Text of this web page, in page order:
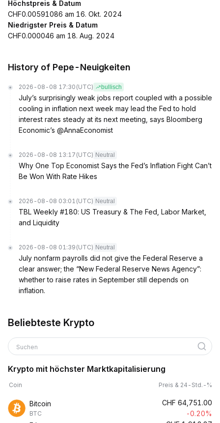
Höchstpreis & Datum
CHF0.00591086 am 16. Okt. 2024
Niedrigster Preis & Datum
CHF0.000046 am 18. Aug. 2024
History of Pepe-Neuigkeiten
2026-08-08 17:30 (UTC) bullisch
July’s surprisingly weak jobs report coupled with a possible
cooling in inflation next week may lead the Fed to hold
interest rates steady at its next meeting, says Bloomberg
Economic’s @AnnaEconomist
2026-08-08 13:17 (UTC) Neutral
Why One Top Economist Says the Fed’s Inflation Fight Can’t
Be Won With Rate Hikes
2026-08-08 03:01 (UTC) Neutral
TBL Weekly #180: US Treasury & The Fed, Labor Market,
and Liquidity
2026-08-08 01:39 (UTC) Neutral
July nonfarm payrolls did not give the Federal Reserve a
clear answer; the “New Federal Reserve News Agency”:
whether to raise rates in September still depends on
inflation.
Beliebteste Krypto
Suchen
Krypto mit höchster Marktkapitalisierung
Coin Preis & 24-Std.-%
Bitcoin
BTC
CHF 64,751.00
-0.20%